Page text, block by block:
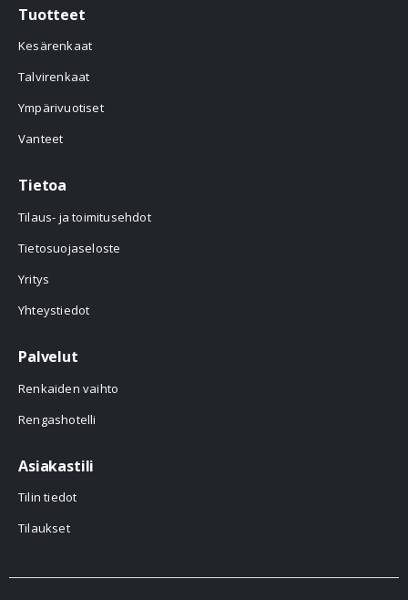
Tuotteet
Kesärenkaat
Talvirenkaat
Ympärivuotiset
Vanteet
Tietoa
Tilaus- ja toimitusehdot
Tietosuojaseloste
Yritys
Yhteystiedot
Palvelut
Renkaiden vaihto
Rengashotelli
Asiakastili
Tilin tiedot
Tilaukset